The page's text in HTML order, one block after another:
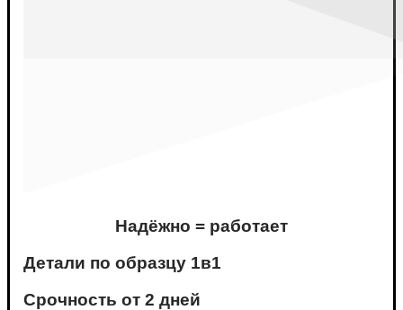
Надёжно = работает
Детали по образцу 1в1
Срочность от 2 дней